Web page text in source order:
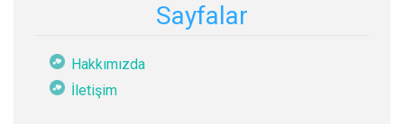
Sayfalar
Hakkımızda
İletişim